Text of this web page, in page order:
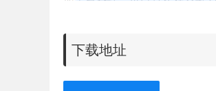
下载地址